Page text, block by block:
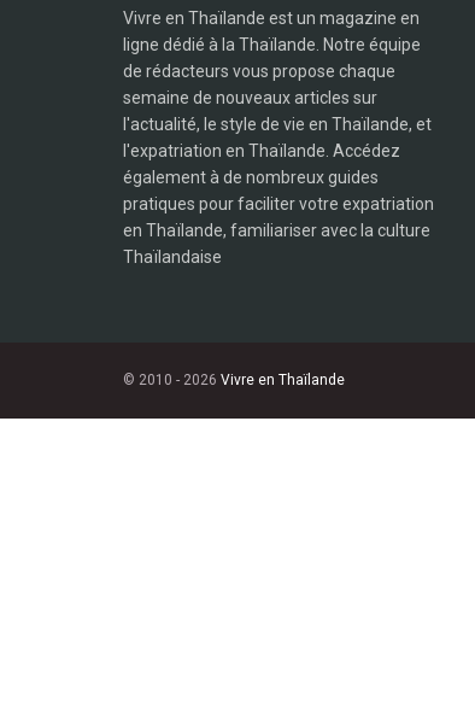
Vivre en Thaïlande est un magazine en
ligne dédié à la Thaïlande. Notre équipe
de rédacteurs vous propose chaque
semaine de nouveaux articles sur
l'actualité, le style de vie en Thaïlande, et
l'expatriation en Thaïlande. Accédez
également à de nombreux guides
pratiques pour faciliter votre expatriation
en Thaïlande, familiariser avec la culture
Thaïlandaise
© 2010 - 2026 Vivre en Thaïlande